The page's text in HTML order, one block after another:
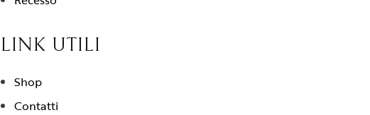
LINK UTILI
Shop
Contatti